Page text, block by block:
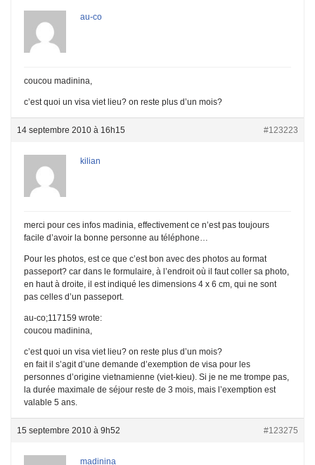
au-co
coucou madinina,
c’est quoi un visa viet lieu? on reste plus d’un mois?
14 septembre 2010 à 16h15 #123223
kilian
merci pour ces infos madinia, effectivement ce n’est pas toujours
facile d’avoir la bonne personne au téléphone…
Pour les photos, est ce que c’est bon avec des photos au format
passeport? car dans le formulaire, à l’endroit où il faut coller sa photo,
en haut à droite, il est indiqué les dimensions 4 x 6 cm, qui ne sont
pas celles d’un passeport.
au-co;117159 wrote:
coucou madinina,
c’est quoi un visa viet lieu? on reste plus d’un mois?
en fait il s’agit d’une demande d’exemption de visa pour les
personnes d’origine vietnamienne (viet-kieu). Si je ne me trompe pas,
la durée maximale de séjour reste de 3 mois, mais l’exemption est
valable 5 ans.
15 septembre 2010 à 9h52 #123275
madinina